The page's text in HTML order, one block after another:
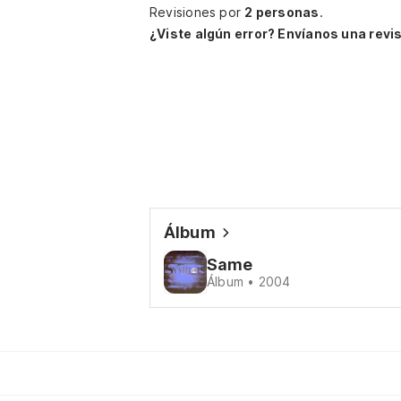
Revisiones por 2 personas.
¿Viste algún error? Envíanos una
Álbum
Same
Álbum • 2004